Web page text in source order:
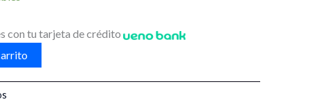
con tu tarjeta de crédito